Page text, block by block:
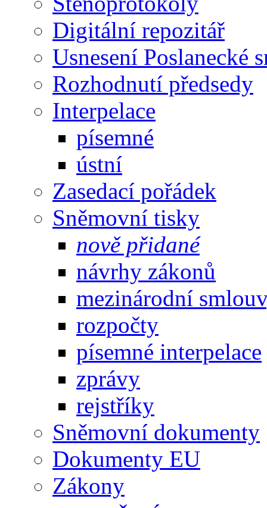
Digitální repozitář
Usnesení Poslanecké
Rozhodnutí předsedy
Interpelace
písemné
ústní
Zasedací pořádek
Sněmovní tisky
nově přidané
návrhy zákonů
mezinárodní
rozpočty
písemné interpelace
zprávy
rejstříky
Sněmovní dokumenty
Dokumenty EU
Zákony